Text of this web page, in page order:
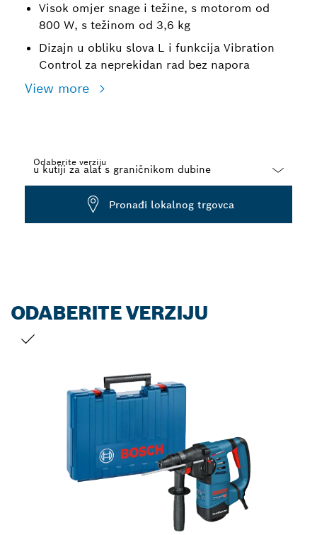
Visok omjer snage i težine, s motorom od
800 W, s težinom od 3,6 kg
Dizajn u obliku slova L i funkcija Vibration
Control za neprekidan rad bez napora
View more
Odaberite verziju
Pronađi lokalnog trgovca
ODABERITE VERZIJU